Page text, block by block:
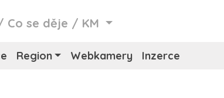
Co se děje / KM
Region Webkamery Inzerce